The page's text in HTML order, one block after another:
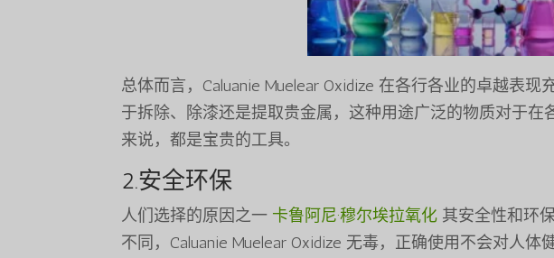
总体而言，Caluanie Muelear Oxidize 在各行各业的卓越表
于拆除、除漆还是提取贵金属，这种用途广泛的物质对于在
来说，都是宝贵的工具。
2.安全环保
人们选择的原因之一 卡鲁阿尼·穆尔埃拉氧化 其安全性和环
不同，Caluanie Muelear Oxidize 无毒，正确使用不会对人